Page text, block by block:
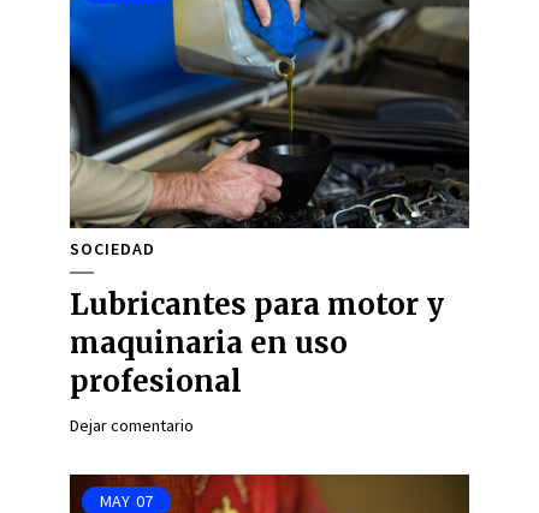
SOCIEDAD
Lubricantes para motor y
maquinaria en uso
profesional
Dejar comentario
MAY 07